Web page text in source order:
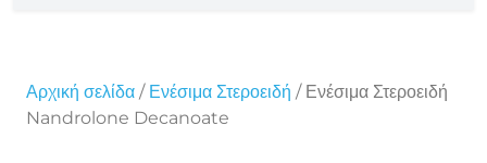
Αρχική σελίδα / Ενέσιμα Στεροειδή / Ενέσιμα Στεροειδή
Nandrolone Decanoate